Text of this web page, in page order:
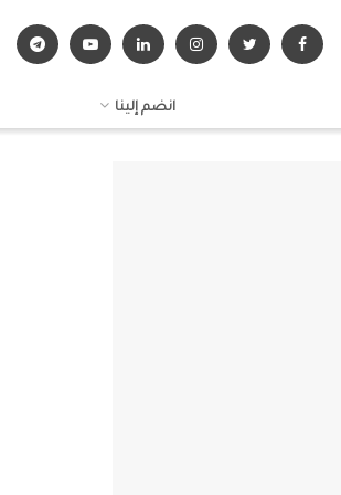
انضم إلينا